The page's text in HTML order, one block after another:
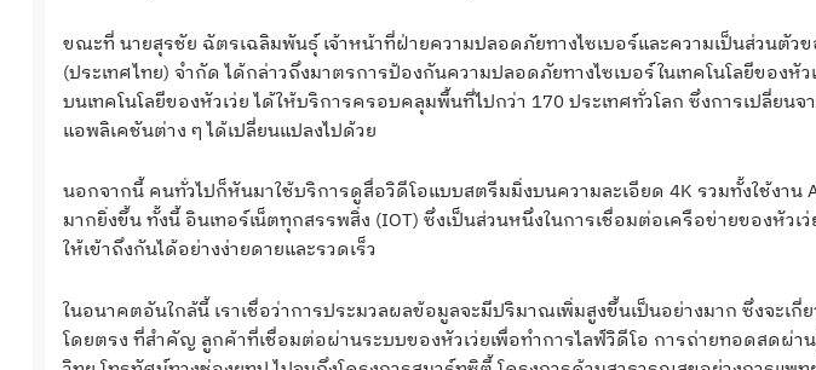
ขณะที่ นายสุรชัย ฉัตรเฉลิมพันธุ์ เจ้าหน้าที่ฝ่ายความปลอดภัยทางไซเบอร์และความเป็นส่วนตัวข
(ประเทศไทย) จำกัด ได้กล่าวถึงมาตรการป้องกันความปลอดภัยทางไซเบอร์ในเทคโนโลยีของหัว
บนเทคโนโลยีของหัวเว่ย ได้ให้บริการครอบคลุมพื้นที่ไปกว่า 170 ประเทศทั่วโลก ซึ่งการเปลี่ยนจา
แอพลิเคชันต่าง ๆ ได้เปลี่ยนแปลงไปด้วย
นอกจากนี้ คนทั่วไปก็หันมาใช้บริการดูสื่อวิดีโอแบบสตรีมมิ่งบนความละเอียด 4K รวมทั้งใช้งาน
มากยิ่งขึ้น ทั้งนี้ อินเทอร์เน็ตทุกสรรพสิ่ง (IOT) ซึ่งเป็นส่วนหนึ่งในการเชื่อมต่อเครือข่ายของหัวเ
ให้เข้าถึงกันได้อย่างง่ายดายและรวดเร็ว
ในอนาคตอันใกล้นี้ เราเชื่อว่าการประมวลผลข้อมูลจะมีปริมาณเพิ่มสูงขึ้นเป็นอย่างมาก ซึ่งจะเกี่ย
โดยตรง ที่สำคัญ ลูกค้าที่เชื่อมต่อผ่านระบบของหัวเว่ยเพื่อทำการไลฟ์วิดีโอ การถ่ายทอดสดผ่า